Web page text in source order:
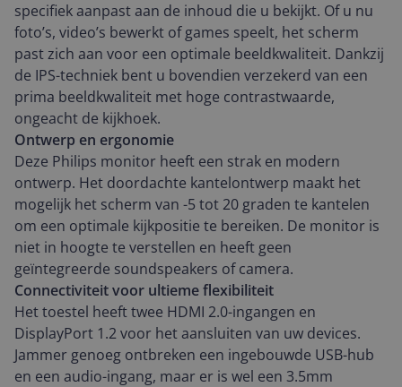
specifiek aanpast aan de inhoud die u bekijkt. Of u nu
foto’s, video’s bewerkt of games speelt, het scherm
past zich aan voor een optimale beeldkwaliteit. Dankzij
de IPS-techniek bent u bovendien verzekerd van een
prima beeldkwaliteit met hoge contrastwaarde,
ongeacht de kijkhoek.
Ontwerp en ergonomie
Deze Philips monitor heeft een strak en modern
ontwerp. Het doordachte kantelontwerp maakt het
mogelijk het scherm van -5 tot 20 graden te kantelen
om een optimale kijkpositie te bereiken. De monitor is
niet in hoogte te verstellen en heeft geen
geïntegreerde soundspeakers of camera.
Connectiviteit voor ultieme flexibiliteit
Het toestel heeft twee HDMI 2.0-ingangen en
DisplayPort 1.2 voor het aansluiten van uw devices.
Jammer genoeg ontbreken een ingebouwde USB-hub
en een audio-ingang, maar er is wel een 3.5mm